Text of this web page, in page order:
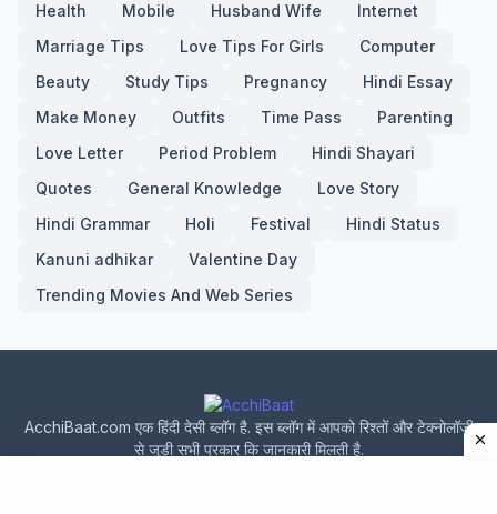
Health
Mobile Husband Wife
Internet
Marriage Tips
Love Tips For Girls
Computer
Beauty
Study Tips Pregnancy
Hindi Essay
Make Money
Outfits Time Pass
Parenting
Love Letter
Period Problem
Hindi Shayari
Quotes
General Knowledge
Love Story
Hindi Grammar
Holi Festival
Hindi Status
Kanuni adhikar
Valentine Day
Trending Movies And Web Series
AcchiBaat.com एक हिंदी देसी ब्लॉग है. इस ब्लॉग में आपको रिश्तों और टेक्नोलॉजी
से जुड़ी सभी प्रकार कि जानकारी मिलती है.